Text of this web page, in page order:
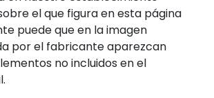
el que figura en esta página
puede que en la imagen
por el fabricante aparezcan
no incluidos en el